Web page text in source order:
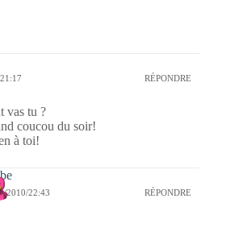
RÉPONDRE
vas tu ?
coucou du soir!
à toi!
2010/22:43 RÉPONDRE